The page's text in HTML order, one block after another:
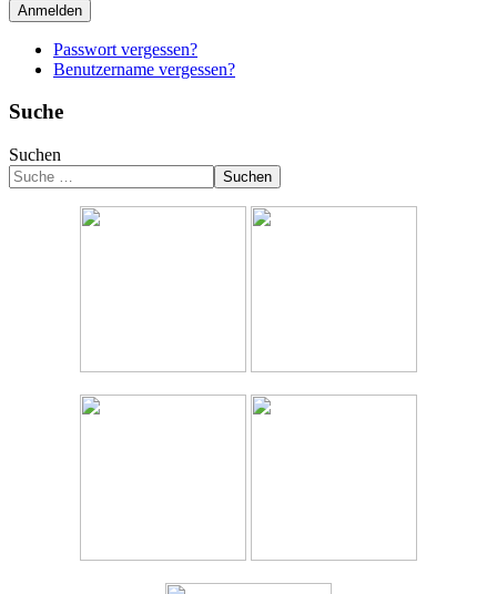
Anmelden
Passwort vergessen?
Benutzername vergessen?
Suche
Suchen
Suchen